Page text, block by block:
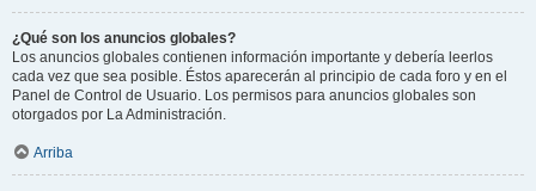
¿Qué son los anuncios globales?
Los anuncios globales contienen información importante y debería leerlos
cada vez que sea posible. Éstos aparecerán al principio de cada foro y en el
Panel de Control de Usuario. Los permisos para anuncios globales son
otorgados por La Administración.
Arriba